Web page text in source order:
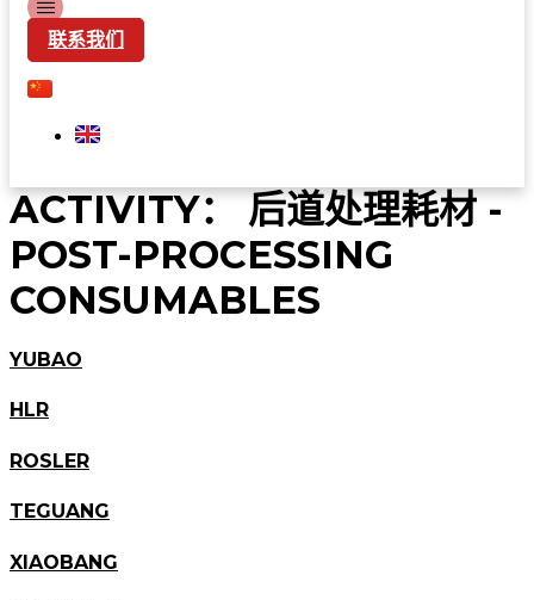
联系我们
ACTIVITY：后道处理耗材 -
POST-PROCESSING
CONSUMABLES
YUBAO
HLR
ROSLER
TEGUANG
XIAOBANG